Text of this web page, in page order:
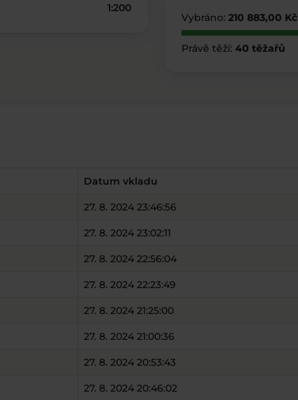
1:200
Vybráno: 210 883,00 Kč
Právě těží: 40 těžařů
Datum vkladu
27. 8. 2024 23:46:56
27. 8. 2024 23:02:11
27. 8. 2024 22:56:04
27. 8. 2024 22:23:49
27. 8. 2024 21:25:00
27. 8. 2024 21:00:36
27. 8. 2024 20:53:43
27. 8. 2024 20:46:02